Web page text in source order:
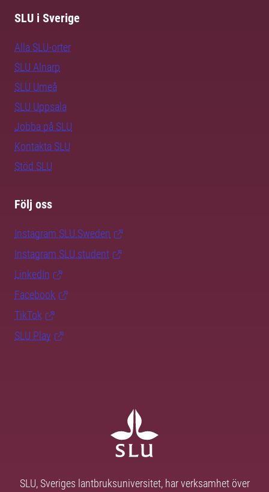
SLU i Sverige
Alla SLU-orter
SLU Alnarp
SLU Umeå
SLU Uppsala
Jobba på SLU
Kontakta SLU
Stöd SLU
Följ oss
Instagram SLU.Sweden
Instagram SLU.student
LinkedIn
Facebook
TikTok
SLU Play
SLU, Sveriges lantbruksuniversitet, har verksamhet över